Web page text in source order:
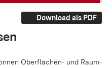
Download als PDF
Ober­flä­chen- und Raum­